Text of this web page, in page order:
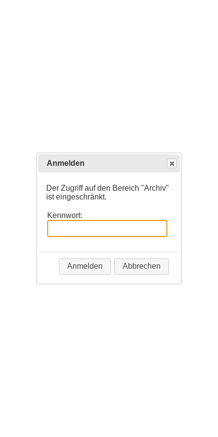
Anmelden
Der Zugriff auf den Bereich "Archiv"
ist eingeschränkt.
Kennwort:
Anmelden Abbrechen